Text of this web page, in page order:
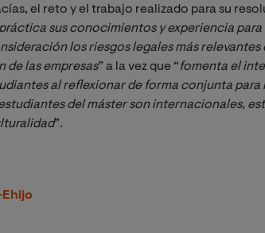
el reto y el trabajo realizado para su
sus conocimientos y experiencia
los riesgos legales más
de las empresas” a la vez que “fomenta el
al reflexionar de forma conjunta para
del máster son internacionales,
”.
Ehijo